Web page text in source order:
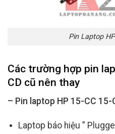
Pin Laptop
Các trường hợp pin
CD cũ nên thay
– Pin laptop HP 15-CC 15-
Laptop báo hiệu ”